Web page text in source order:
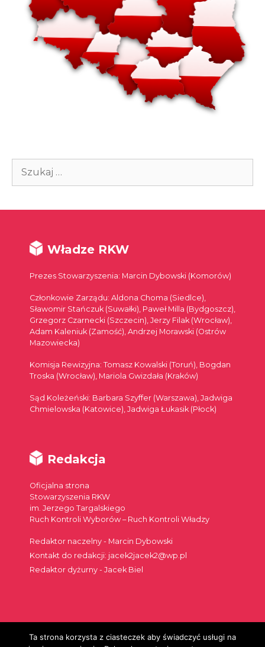
Szukaj:
Władze RKW
Prezes Stowarzyszenia: Marcin Dybowski (Komorów)
Członkowie Zarządu: Aldona Choma (Siedlce),
Sławomir Stańczuk (Suwałki), Paweł Milla (Bydgoszcz),
Grzegorz Czarnecki (Szczecin), Jerzy Filak (Wrocław),
Adam Kaleniuk (Zamość), Andrzej Morawski (Ostrów
Mazowiecka)
Komisja Rewizyjna: Tomasz Kowalski (Toruń), Bogdan
Troska (Wrocław), Mariola Gwizdała (Kraków)
Sąd Koleżeński: Barbara Szyffer (Warszawa), Jadwiga
Chmielowska (Katowice), Jadwiga Łukasik (Płock)
Redakcja
Oficjalna strona
Stowarzyszenia RKW
im. Jerzego Targalskiego
Ruch Kontroli Wyborów – Ruch Kontroli Władzy
Redaktor naczelny - Marcin Dybowski
Kontakt do redakcji: jacek2jacek2@wp.pl
Redaktor dyżurny - Jacek Biel
Ta strona korzysta z ciasteczek aby świadczyć usługi na